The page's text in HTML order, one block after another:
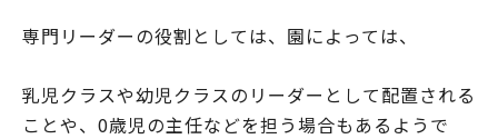
専門リーダーの役割としては、園によっては、
乳児クラスや幼児クラスのリーダーとして配置される
ことや、0歳児の主任などを担う場合もあるようで